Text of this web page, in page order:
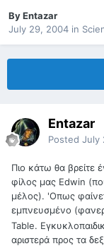
ByEntazar
July 29, 2004 in
Entazar
Posted July
Πιο κάτω θα βρείτε
φίλος μας Edwin
μέλος). 'Οπως
εμπνευσμένο
Table.
αριστερά προς τα